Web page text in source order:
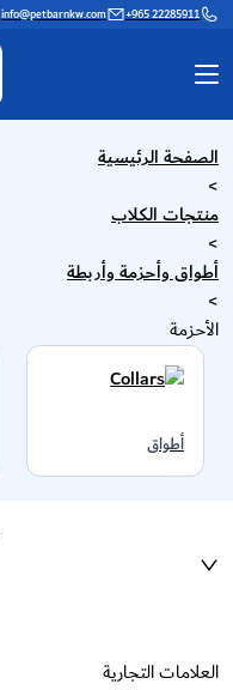
+965 22285911
info@petbarnkw.com
العلامات التجارية
جدار القطط
المعرفة
الصفحة الرئيسية
>
منتجات الكلاب
>
أطواق وأحزمة وأربطة
>
الأحزمة
أطواق
العلامات التجارية